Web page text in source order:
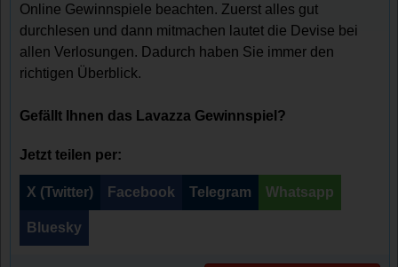
Online Gewinnspiele beachten. Zuerst alles gut
durchlesen und dann mitmachen lautet die Devise bei
allen Verlosungen. Dadurch haben Sie immer den
richtigen Überblick.
Gefällt Ihnen das Lavazza Gewinnspiel?
Jetzt teilen per:
X (Twitter) Facebook Telegram Whatsapp
Bluesky